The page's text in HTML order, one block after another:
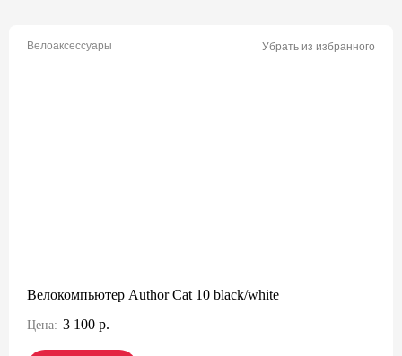
Велоаксессуары Убрать из избранного
Велокомпьютер Author Cat 10 black/white
Цена: 3 100 р.